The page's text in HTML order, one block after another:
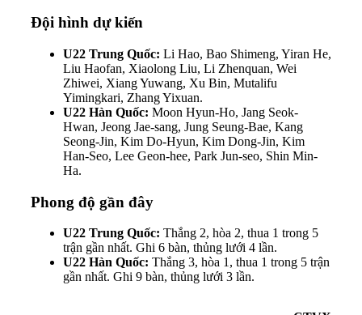
Đội hình dự kiến
U22 Trung Quốc: Li Hao, Bao Shimeng, Yiran He,
Liu Haofan, Xiaolong Liu, Li Zhenquan, Wei
Zhiwei, Xiang Yuwang, Xu Bin, Mutalifu
Yimingkari, Zhang Yixuan.
U22 Hàn Quốc: Moon Hyun-Ho, Jang Seok-
Hwan, Jeong Jae-sang, Jung Seung-Bae, Kang
Seong-Jin, Kim Do-Hyun, Kim Dong-Jin, Kim
Han-Seo, Lee Geon-hee, Park Jun-seo, Shin Min-
Ha.
Phong độ gần đây
U22 Trung Quốc: Thắng 2, hòa 2, thua 1 trong 5
trận gần nhất. Ghi 6 bàn, thủng lưới 4 lần.
U22 Hàn Quốc: Thắng 3, hòa 1, thua 1 trong 5 trận
gần nhất. Ghi 9 bàn, thủng lưới 3 lần.